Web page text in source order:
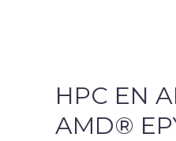
HPC EN
AMD®